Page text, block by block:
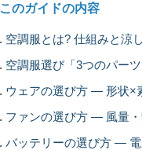
このガイドの内容
空調服とは? 仕組みと涼
空調服選び「3つのパー
ウェアの選び方 ― 形状×
ファンの選び方 ― 風量
バッテリーの選び方 ―